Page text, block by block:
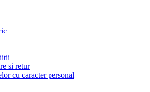
si retur
cu caracter personal